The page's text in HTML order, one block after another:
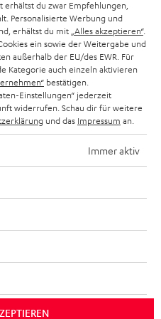
)
Blog:
und Nachteile der Kopfhörerarten
Klang
es richtig
der tragbaren Sound-
du zwar Empfehlungen,
Personalisierte Werbung und
erhältst du mit „Alles akzeptieren“.
ein sowie der Weitergabe und
außerhalb der EU/des EWR. Für
Kategorie auch einzeln aktivieren
bestätigen.
Einstellungen“ jederzeit
widerrufen. Schau dir für weitere
und das Impressum an.
Immer aktiv